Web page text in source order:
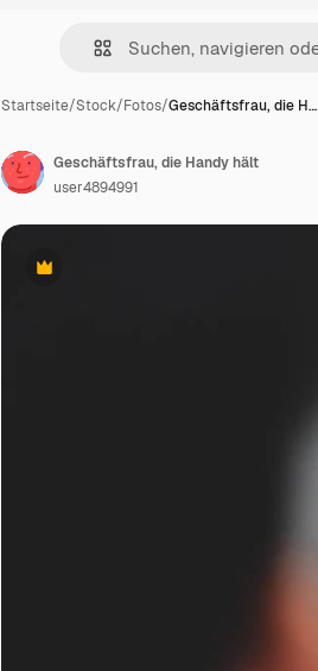
Startseite/Stock/Fotos/Geschäftsfrau, die H…
Premium
Geschäftsfrau, die Handy hält
user4894991